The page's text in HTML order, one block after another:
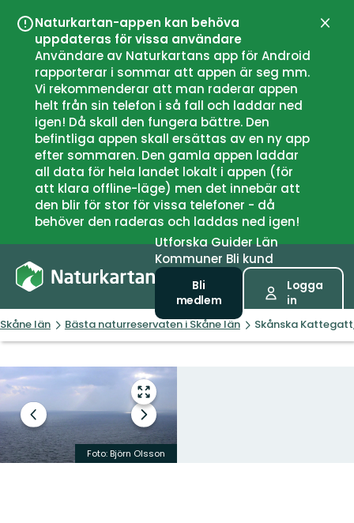
Naturkartan-appen kan behöva
uppdateras för vissa användare
Användare av Naturkartans app för Android
rapporterar i sommar att appen är seg mm.
Vi rekommenderar att man raderar appen
helt från sin telefon i så fall och laddar ned
igen! Då skall den fungera bättre. Den
befintliga appen skall ersättas av en ny app
efter sommaren. Den gamla appen laddar
all data för hela landet lokalt i appen (för
att klara offline-läge) men det innebär att
den blir för stor för vissa telefoner - då
behöver den raderas och laddas ned igen!
UtforskaGuiderLän
Kommuner Bli kund
Bli
medlem
Logga
in
Skåne län Bästa naturreservaten i Skåne län Skånska
Gå
till
helskärmsläge
Föregående
bild
Nästa
bildspel
Foto: Björn Olsson